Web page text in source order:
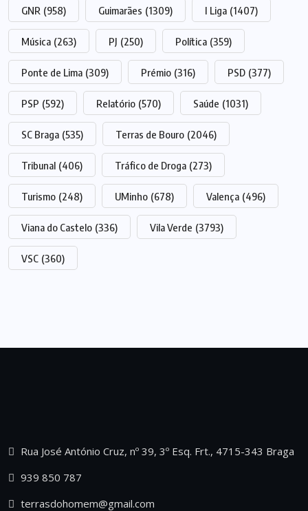
GNR (958) Guimarães (1309) I Liga (1407)
Música (263) PJ (250) Política (359)
Ponte de Lima (309) Prémio (316) PSD (377)
PSP (592) Relatório (570) Saúde (1031)
SC Braga (535) Terras de Bouro (2046)
Tribunal (406) Tráfico de Droga (273)
Turismo (248) UMinho (678) Valença (496)
Viana do Castelo (336) Vila Verde (3793)
VSC (360)
Rua José António Cruz, nº 39, 3º Esq. Frt., 4715-343 Braga
939 850 787
terrasdohomem@gmail.com